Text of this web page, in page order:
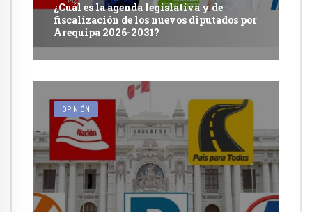
¿Cuál es la agenda legislativa y de
fiscalización de los nuevos diputados por
Arequipa 2026-2031?
OPINIÓN